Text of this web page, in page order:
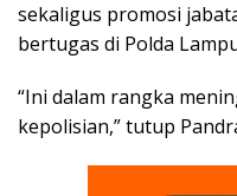
sekaligus promosi
bertugas di Polda
“Ini dalam rangka
kepolisian,” tutup